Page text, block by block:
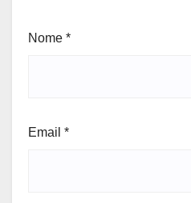
Nome *
Email *